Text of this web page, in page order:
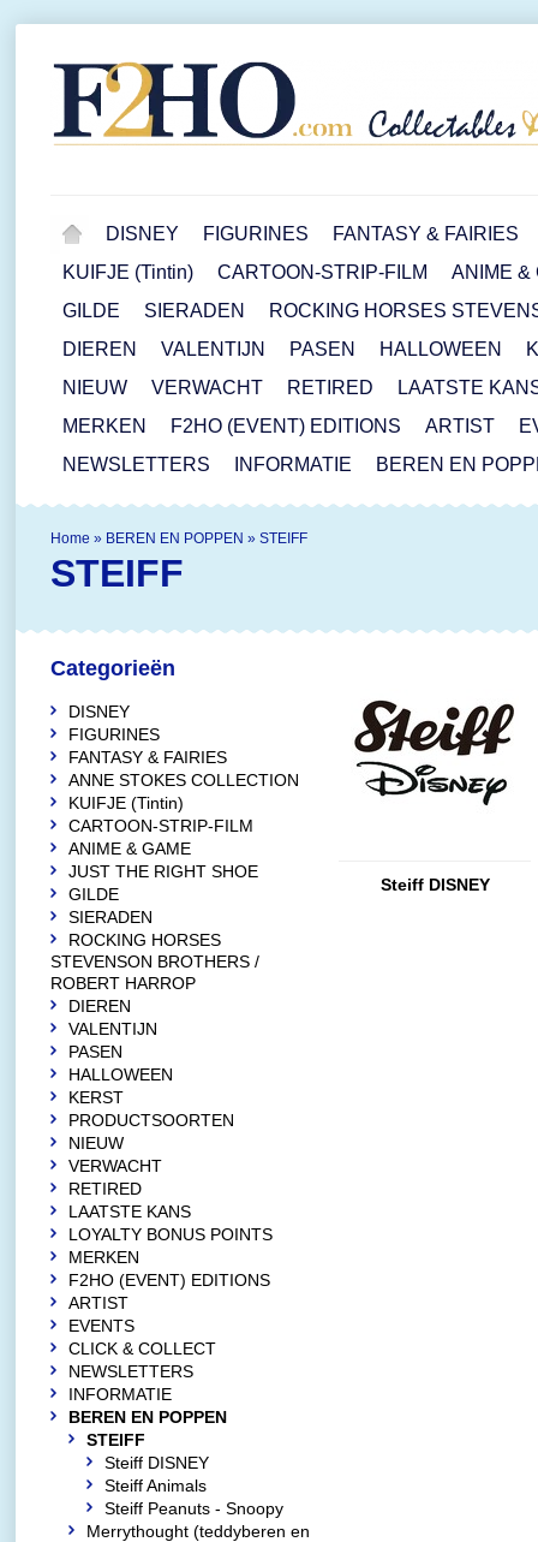
DISNEY FIGURINES
FANTASY & FAIRIES
KUIFJE (Tintin)
CARTOON-STRIP-FILM
ANIME &
GILDE
SIERADEN
ROCKING HORSES
DIEREN
VALENTIJN PASEN HALLOWEEN
NIEUW
VERWACHT RETIRED
LAATSTE
MERKEN
F2HO (EVENT) EDITIONS ARTIST
NEWSLETTERS
INFORMATIE BEREN EN
Home » BEREN EN POPPEN » STEIFF
STEIFF
Steiff DISNEY
Categorieën
DISNEY
FIGURINES
FANTASY & FAIRIES
ANNE STOKES COLLECTION
KUIFJE (Tintin)
CARTOON-STRIP-FILM
ANIME & GAME
JUST THE RIGHT SHOE
GILDE
SIERADEN
ROCKING HORSES
STEVENSON BROTHERS /
ROBERT HARROP
DIEREN
VALENTIJN
PASEN
HALLOWEEN
KERST
PRODUCTSOORTEN
NIEUW
VERWACHT
RETIRED
LAATSTE KANS
LOYALTY BONUS POINTS
MERKEN
F2HO (EVENT) EDITIONS
ARTIST
EVENTS
CLICK & COLLECT
NEWSLETTERS
INFORMATIE
BEREN EN POPPEN
STEIFF
Steiff DISNEY
Steiff Animals
Steiff Peanuts - Snoopy
Merrythought (teddyberen en